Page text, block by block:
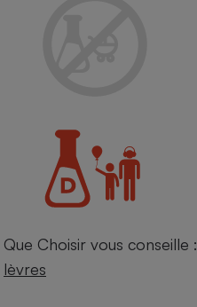
Que Choisir vous conseille :
lèvres